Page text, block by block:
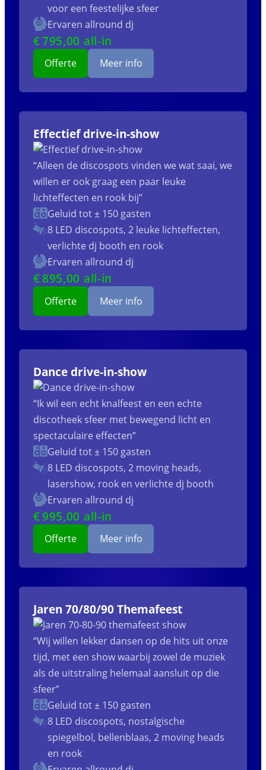
voor een feestelijke sfeer
Ervaren allround dj
€795,00 all-in
Offerte Meer info
Effectief drive-in-show
“Alleen de discospots vinden we wat saai, we
willen er ook graag een paar leuke
lichteffecten en rook bij”
Geluid tot ± 150 gasten
8 LED discospots, 2 leuke lichteffecten,
verlichte dj booth en rook
Ervaren allround dj
€895,00 all-in
Offerte Meer info
Dance drive-in-show
“Ik wil een echt knalfeest en een echte
discotheek sfeer met bewegend licht en
spectaculaire effecten”
Geluid tot ± 150 gasten
8 LED discospots, 2 moving heads,
lasershow, rook en verlichte dj booth
Ervaren allround dj
€995,00 all-in
Offerte Meer info
Jaren 70/80/90 Themafeest
“Wij willen lekker dansen op de hits uit onze
tijd, met een show waarbij zowel de muziek
als de uitstraling helemaal aansluit op die
sfeer”
Geluid tot ± 150 gasten
8 LED discospots, nostalgische
spiegelbol, bellenblaas, 2 moving heads
en rook